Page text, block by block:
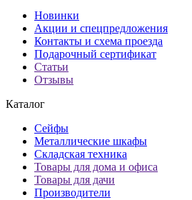
Новинки
Акции и спецпредложения
Контакты и схема проезда
Подарочный сертификат
Статьи
Отзывы
Каталог
Сейфы
Металлические шкафы
Складская техника
Товары для дома и офиса
Товары для дачи
Производители